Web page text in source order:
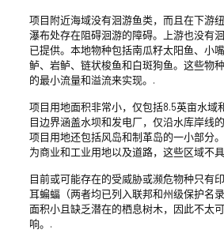
项目附近海域没有洄游鱼类，而且在下游
瀑布处存在阻碍洄游的障碍。上游也没有
已提供。本地物种包括南瓜籽太阳鱼、小
鲈、岩鲈、链状梭鱼和白斑狗鱼。这些物
的最小流量和溢流来实现。.
项目用地面积非常小，仅包括8.5英亩水域
目边界涵盖水坝和发电厂，仅沿水库岸线
项目用地还包括风岛和制革岛的一小部分
为商业和工业用地以及道路，这些区域不
目前或可能存在的受威胁或濒危物种只有
耳蝙蝠（两者均已列入联邦和州级保护名
面积小且缺乏潜在的栖息树木，因此不太
响。.